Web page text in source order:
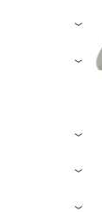
›
›
›
›
›